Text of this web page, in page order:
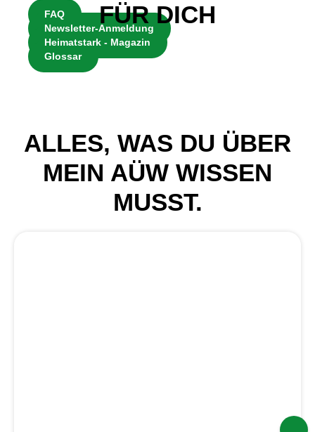
FÜR DICH
FAQ
Newsletter-Anmeldung
Heimatstark - Magazin
Glossar
ALLES, WAS DU ÜBER
MEIN AÜW WISSEN
MUSST.